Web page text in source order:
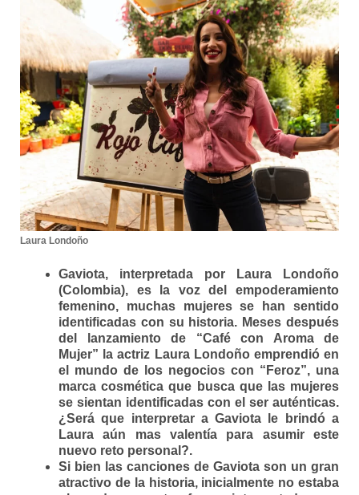
Laura Londoño
Gaviota, interpretada por Laura Londoño
(Colombia), es la voz del empoderamiento
femenino, muchas mujeres se han sentido
identificadas con su historia. Meses después
del lanzamiento de “Café con Aroma de
Mujer” la actriz Laura Londoño emprendió en
el mundo de los negocios con “Feroz”, una
marca cosmética que busca que las mujeres
se sientan identificadas con el ser auténticas.
¿Será que interpretar a Gaviota le brindó a
Laura aún mas valentía para asumir este
nuevo reto personal?.
Si bien las canciones de Gaviota son un gran
atractivo de la historia, inicialmente no estaba